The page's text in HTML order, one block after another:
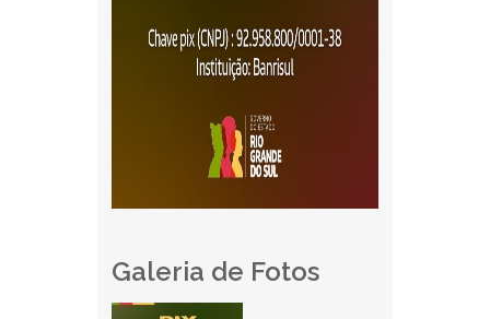
Galeria de Fotos